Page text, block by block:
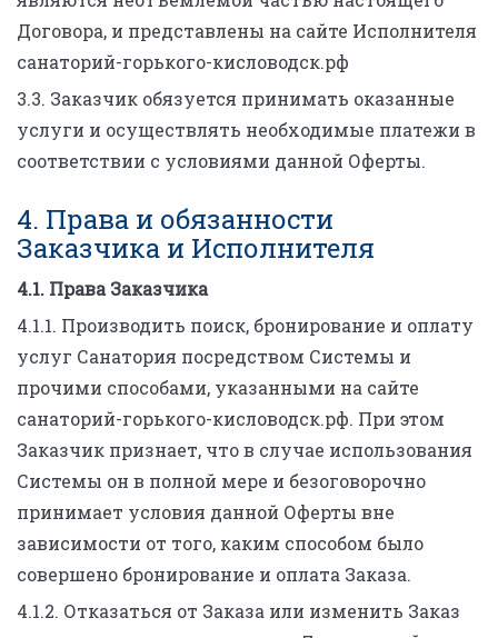
Договора, и представлены на сайте Исполнителя
санаторий-горького-кисловодск.рф
3.3. Заказчик обязуется принимать оказанные
услуги и осуществлять необходимые платежи в
соответствии с условиями данной Оферты.
4. Права и обязанности
Заказчика и Исполнителя
4.1. Права Заказчика
4.1.1. Производить поиск, бронирование и оплату
услуг Санатория посредством Системы и
прочими способами, указанными на сайте
санаторий-горького-кисловодск.рф. При этом
Заказчик признает, что в случае использования
Системы он в полной мере и безоговорочно
принимает условия данной Оферты вне
зависимости от того, каким способом было
совершено бронирование и оплата Заказа.
4.1.2. Отказаться от Заказа или изменить Заказ